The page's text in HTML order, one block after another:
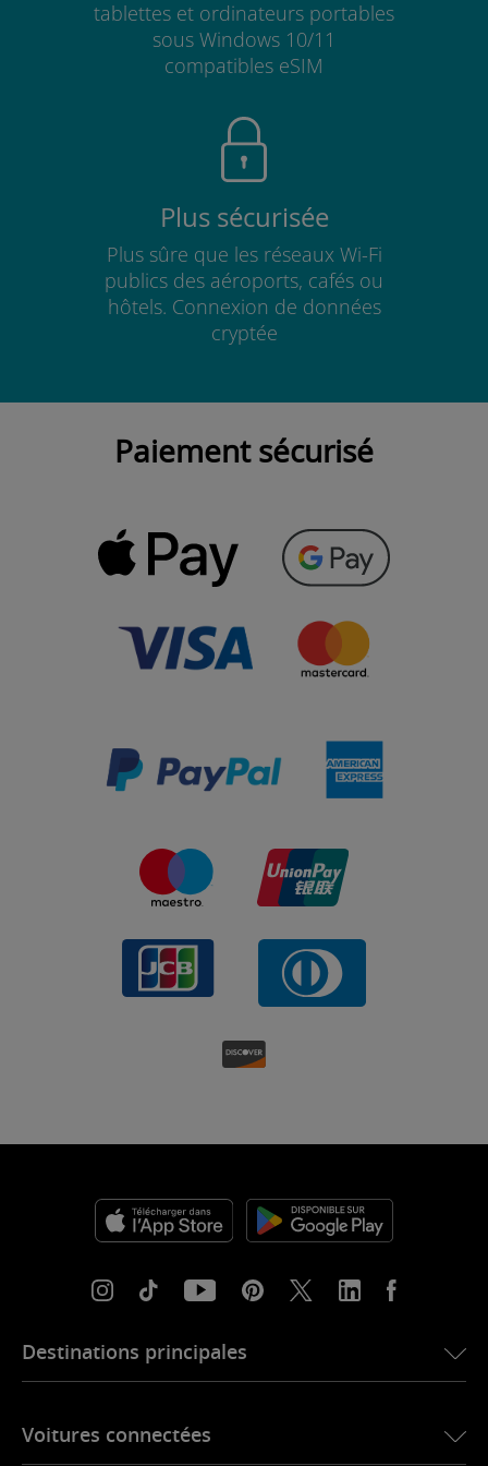
tablettes et ordinateurs portables
sous Windows 10/11
compatibles eSIM
Plus sécurisée
Plus sûre que les réseaux Wi-Fi
publics des aéroports, cafés ou
hôtels. Connexion de données
cryptée
Paiement sécurisé
Destinations principales
eSIM pour l’Europe
Voitures connectées